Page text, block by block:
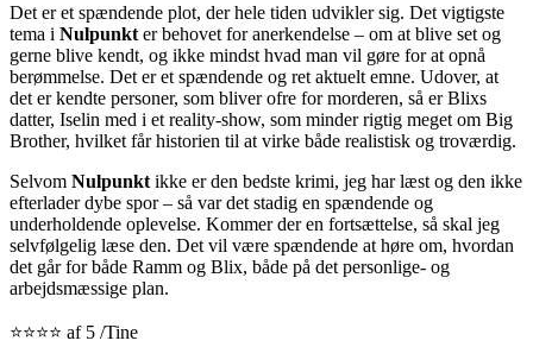
Det er et spændende plot, der hele tiden udvikler sig. Det vigtigste
tema i Nulpunkt er behovet for anerkendelse – om at blive set og
gerne blive kendt, og ikke mindst hvad man vil gøre for at opnå
berømmelse. Det er et spændende og ret aktuelt emne. Udover, at
det er kendte personer, som bliver ofre for morderen, så er Blixs
datter, Iselin med i et reality-show, som minder rigtig meget om Big
Brother, hvilket får historien til at virke både realistisk og troværdig.
Selvom Nulpunkt ikke er den bedste krimi, jeg har læst og den ikke
efterlader dybe spor – så var det stadig en spændende og
underholdende oplevelse. Kommer der en fortsættelse, så skal jeg
selvfølgelig læse den. Det vil være spændende at høre om, hvordan
det går for både Ramm og Blix, både på det personlige- og
arbejdsmæssige plan.
⭐⭐⭐⭐ af 5 /Tine